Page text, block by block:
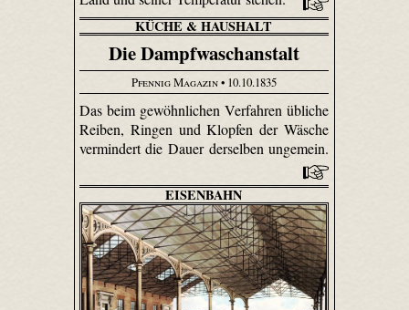
KÜCHE & HAUSHALT
Die Dampfwaschanstalt
Pfennig Magazin• 10.10.1835
Das beim gewöhnlichen Verfahren übliche
Reiben, Ringen und Klopfen der Wäsche
vermindert die Dauer derselben ungemein.
EISENBAHN